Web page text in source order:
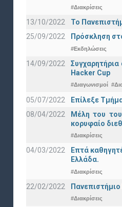
#Διακρίσεις
13/10/2022
Το
25/09/2022
Πρόσκληση
#Εκδηλώσεις
14/09/2022
Hacker Cup
#Διαγωνισμοί
05/07/2022
Επίλεξε
08/04/2022
Μέλη του του
κορυφαίο
#Διακρίσεις
04/03/2022
Επτά
Ελλάδα.
#Διακρίσεις
22/02/2022
#Διακρίσεις